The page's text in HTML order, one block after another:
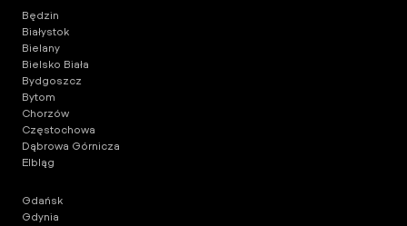
Będzin
Białystok
Bielany
Bielsko Biała
Bydgoszcz
Bytom
Chorzów
Częstochowa
Dąbrowa Górnicza
Elbląg
Gdańsk
Gdynia